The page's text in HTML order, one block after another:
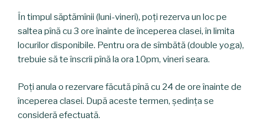
În timpul săptămînii (luni-vineri), poți rezerva un loc pe
saltea pînă cu 3 ore înainte de începerea clasei, în limita
locurilor disponibile. Pentru ora de sîmbătă (double yoga),
trebuie să te înscrii pînă la ora 10pm, vineri seara.
Poți anula o rezervare făcută pînă cu 24 de ore înainte de
începerea clasei. După aceste termen, ședința se
consideră efectuată.